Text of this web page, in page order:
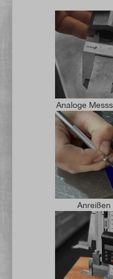
Analoge
Anreißen